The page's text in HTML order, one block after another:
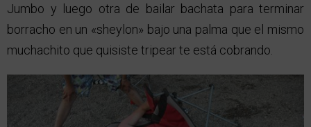
Jumbo y luego otra de bailar bachata para terminar
borracho en un «sheylon» bajo una palma que el mismo
muchachito que quisiste tripear te está cobrando.